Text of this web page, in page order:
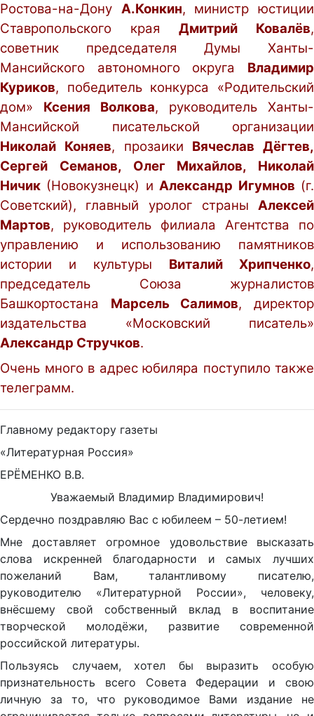
Ростова-на-Дону А.Конкин, министр юстиции
Ставропольского края Дмитрий Ковалёв,
советник председателя Думы Ханты-
Мансийского автономного округа Владимир
Куриков, победитель конкурса «Родительский
дом» Ксения Волкова, руководитель Ханты-
Мансийской писательской организации
Николай Коняев, прозаики Вячеслав Дёгтев,
Сергей Семанов, Олег Михайлов, Николай
Ничик (Новокузнецк) иАлександр Игумнов (г.
Советский), главный уролог страны Алексей
Мартов, руководитель филиала Агентства по
управлению и использованию памятников
истории и культуры Виталий Хрипченко,
председатель Союза журналистов
Башкортостана Марсель Салимов, директор
издательства «Московский писатель»
Александр Стручков.
Очень много в адрес юбиляра поступило также
телеграмм.
Главному редактору газеты
«Литературная Россия»
ЕРЁМЕНКО В.В.
Уважаемый Владимир Владимирович!
Сердечно поздравляю Вас с юбилеем – 50-летием!
Мне доставляет огромное удовольствие высказать
слова искренней благодарности и самых лучших
пожеланий Вам, талантливому писателю,
руководителю «Литературной России», человеку,
внёсшему свой собственный вклад в воспитание
творческой молодёжи, развитие современной
российской литературы.
Пользуясь случаем, хотел бы выразить особую
признательность всего Совета Федерации и свою
личную за то, что руководимое Вами издание не